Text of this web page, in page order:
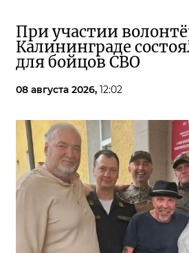
При участии
Калининграде
для бойцов СВО
08 августа 2026, 12:02